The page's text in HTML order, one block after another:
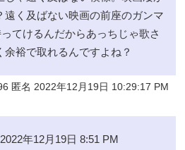
遠く及ばない映画の前座のガンマ
てけるんだからあっちじゃ歌さ
裕で取れるんですよね？
匿名 2022年12月19日 10:29:17 PM
年12月19日 8:51 PM